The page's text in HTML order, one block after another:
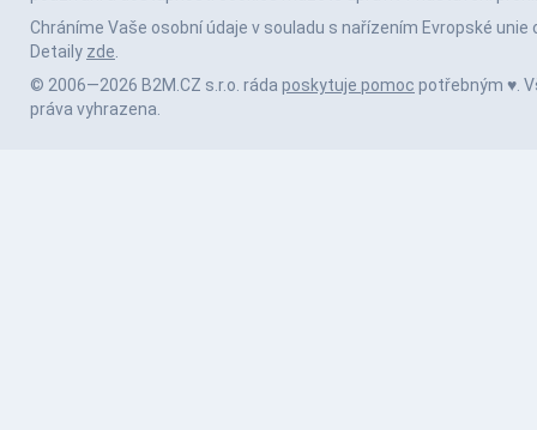
Chráníme Vaše osobní údaje v souladu s nařízením Evropské unie
Detaily zde.
© 2006—2026 B2M.CZ s.r.o. ráda poskytuje pomoc potřebným ♥️.
práva vyhrazena.